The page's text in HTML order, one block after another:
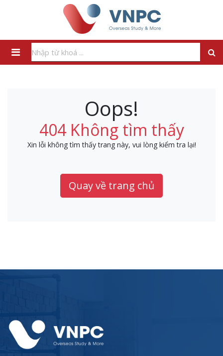
Oops!
404 Không tìm thấy
Xin lỗi không tìm thấy trang này, vui lòng kiểm tra lại!
Quay về trang chủ